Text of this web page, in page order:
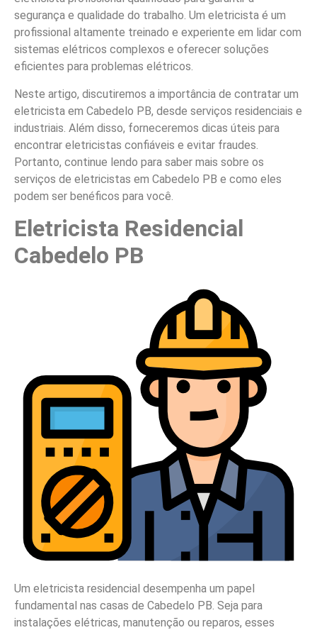
segurança e qualidade do trabalho. Um eletricista é um
profissional altamente treinado e experiente em lidar com
sistemas elétricos complexos e oferecer soluções
eficientes para problemas elétricos.
Neste artigo, discutiremos a importância de contratar um
eletricista em Cabedelo PB, desde serviços residenciais e
industriais. Além disso, forneceremos dicas úteis para
encontrar eletricistas confiáveis e evitar fraudes.
Portanto, continue lendo para saber mais sobre os
serviços de eletricistas em Cabedelo PB e como eles
podem ser benéficos para você.
Eletricista Residencial
Cabedelo PB
Um eletricista residencial desempenha um papel
fundamental nas casas de Cabedelo PB. Seja para
instalações elétricas, manutenção ou reparos, esses